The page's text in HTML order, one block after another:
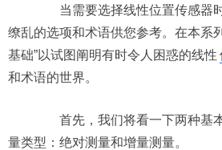
当需要选择线性位置传感器
缭乱的选项和术语供您参考。在本系
基础”以试图阐明有时令人困惑的线性
和术语的世界。
首先，我们将看一下两种基本
量类型：绝对测量和增量测量。